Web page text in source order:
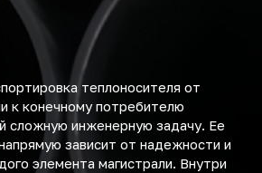
теплоносителя от
к конечному потребителю
сложную инженерную задачу. Ее
зависит от надежности и
элемента магистрали. Внутри